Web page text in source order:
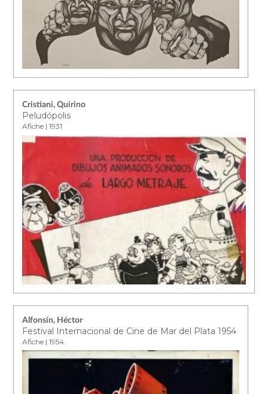
Cristiani, Quirino
Peludópolis
Afiche | 1931
Alfonsín, Héctor
Festival Internacional de Cine de Mar del Plata 1954
Afiche | 1954